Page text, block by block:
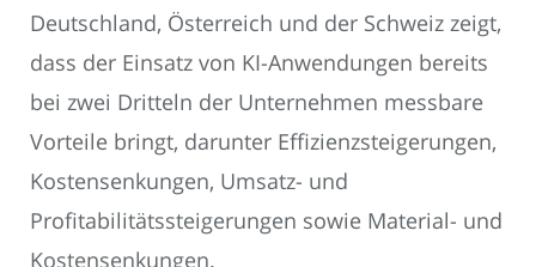
Deutschland, Österreich und der Schweiz zeigt,
dass der Einsatz von KI-Anwendungen bereits
bei zwei Dritteln der Unternehmen messbare
Vorteile bringt, darunter Effizienzsteigerungen,
Kostensenkungen, Umsatz- und
Profitabilitätssteigerungen sowie Material- und
Kostensenkungen.